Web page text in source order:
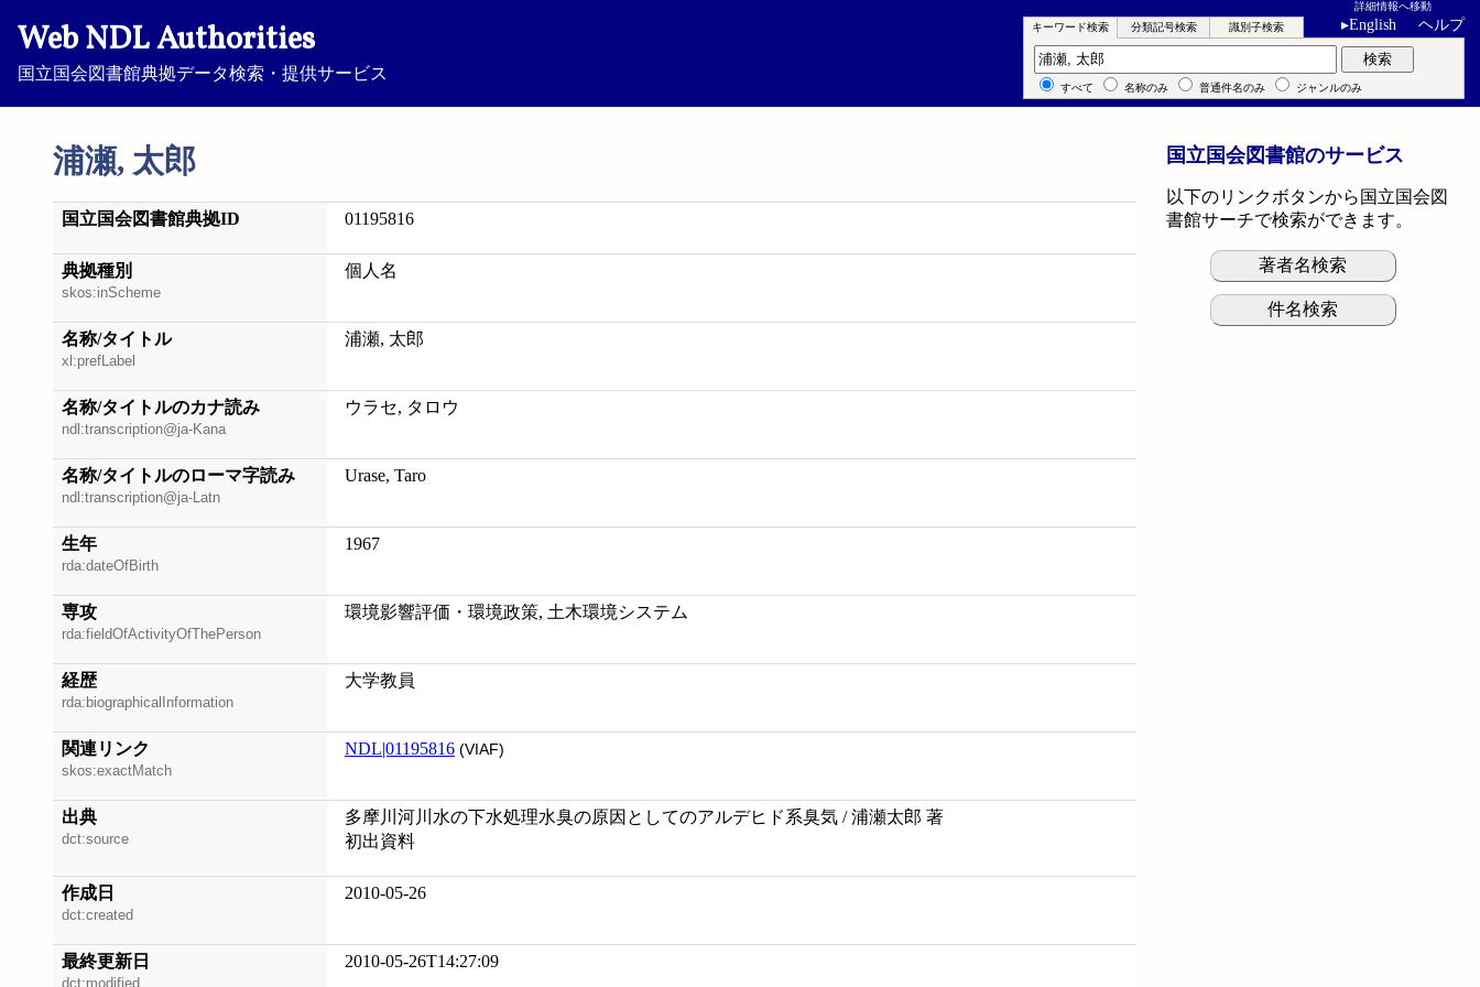
Web NDL Authorities
国立国会図書館典拠データ検索・提供サービス
詳細情報へ移動
▸English ヘルプ
浦瀬, 太郎
キーワード検索 分類記号検索 識別子検索
キーワード検索 検索
すべて 名称のみ 普通件名のみ ジャンルのみ
国立国会図書館典拠ID 01195816
典拠種別
skos:inScheme
個人名
名称/タイトル
xl:prefLabel
浦瀬, 太郎
名称/タイトルのカナ読み
ndl:transcription@ja-Kana
ウラセ, タロウ
名称/タイトルのローマ字読み
ndl:transcription@ja-Latn
Urase, Taro
生年
rda:dateOfBirth
1967
専攻
rda:fieldOfActivityOfThePerson
環境影響評価・環境政策, 土木環境システム
経歴
rda:biographicalInformation
大学教員
関連リンク
skos:exactMatch
NDL|01195816 (VIAF)
出典
dct:source
多摩川河川水の下水処理水臭の原因としてのアルデヒド系臭気 / 浦瀬太郎 著
初出資料
作成日
dct:created
2010-05-26
最終更新日
dct:modified
2010-05-26T14:27:09
国立国会図書館のサービス
以下のリンクボタンから国立国会図
書館サーチで検索ができます。
著者名検索
件名検索